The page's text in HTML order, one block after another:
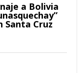
a Bolivia
Santa Cruz